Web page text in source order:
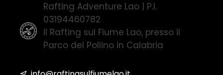
Rafting Adventure Lao | P.I.
03194460782
Il Rafting sul Fiume Lao, presso il
Parco del Pollino in Calabria